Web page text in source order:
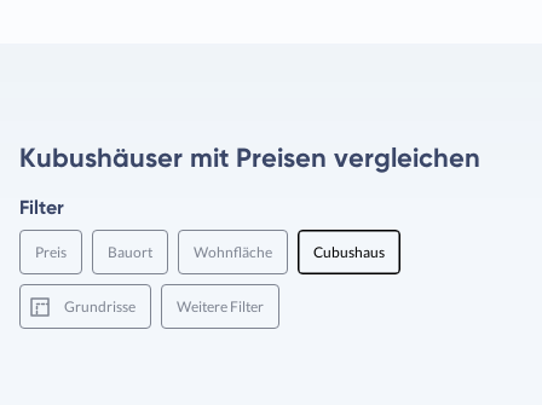
Kubushäuser mit Preisen vergleichen
Filter
Preis Bauort Wohnfläche Cubushaus
Grundrisse Weitere Filter